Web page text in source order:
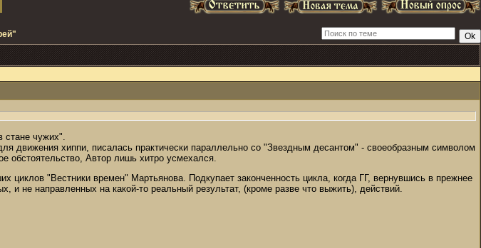
стане чужих".
движения хиппи, писалась практически параллельно со "Звездным десантом" - своеобразным символом
обстоятельство, Автор лишь хитро усмехался.
циклов "Вестники времен" Мартьянова. Подкупает законченность цикла, когда ГГ, вернувшись в прежнее
и не направленных на какой-то реальный результат, (кроме разве что выжить), действий.